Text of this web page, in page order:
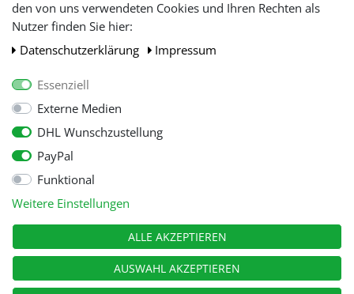
den von uns verwendeten Cookies und Ihren Rechten als
Nutzer finden Sie hier:
Daten­schutz­erklärung
Impressum
Essenziell
Externe Medien
DHL Wunschzustellung
PayPal
Funktional
Weitere Einstellungen
ALLE AKZEPTIEREN
AUSWAHL AKZEPTIEREN
WIR AKZEPTIEREN
© Copyright 2026 Tooltraders GmbH. Alle Rechte vorbehalten